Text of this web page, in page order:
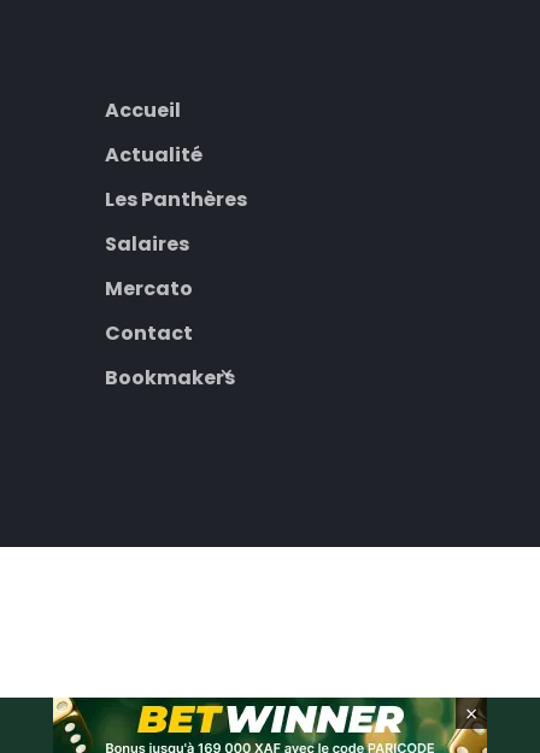
Accueil
Actualité
Les Panthères
Salaires
Mercato
Contact
Bookmakers
×